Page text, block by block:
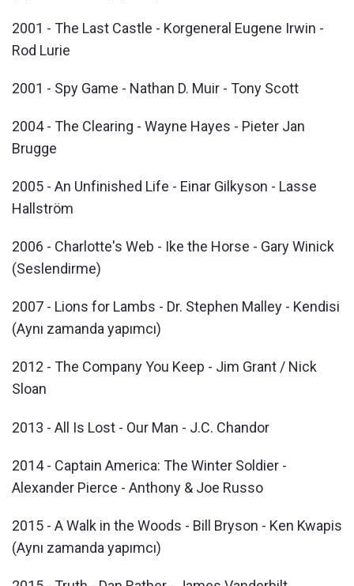
2001 - The Last Castle - Korgeneral Eugene Irwin -
Rod Lurie
2001 - Spy Game - Nathan D. Muir - Tony Scott
2004 - The Clearing - Wayne Hayes - Pieter Jan
Brugge
2005 - An Unfinished Life - Einar Gilkyson - Lasse
Hallström
2006 - Charlotte's Web - Ike the Horse - Gary Winick
(Seslendirme)
2007 - Lions for Lambs - Dr. Stephen Malley - Kendisi
(Aynı zamanda yapımcı)
2012 - The Company You Keep - Jim Grant / Nick
Sloan
2013 - All Is Lost - Our Man - J.C. Chandor
2014 - Captain America: The Winter Soldier -
Alexander Pierce - Anthony & Joe Russo
2015 - A Walk in the Woods - Bill Bryson - Ken Kwapis
(Aynı zamanda yapımcı)